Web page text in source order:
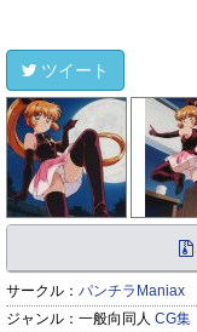
ツイート
サークル： パンチラManiax
ジャンル： 一般向同人 CG集